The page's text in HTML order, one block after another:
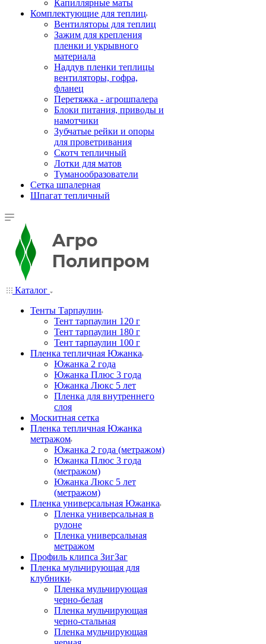
Капиллярные маты
Комплектующие для теплиц
Вентиляторы для теплиц
Зажим для крепления
пленки и укрывного
материала
Наддув пленки теплицы
вентиляторы, гофра,
фланец
Перетяжка - агрошпалера
Блоки питания, приводы и
намотчики
Зубчатые рейки и опоры
для проветривания
Скотч тепличный
Лотки для матов
Туманообразователи
Сетка шпалерная
Шпагат тепличный
Каталог
Тенты Тарпаулин
Тент тарпаулин 120 г
Тент тарпаулин 180 г
Тент тарпаулин 100 г
Пленка тепличная Южанка
Южанка 2 года
Южанка Плюс 3 года
Южанка Люкс 5 лет
Пленка для внутреннего
слоя
Москитная сетка
Пленка тепличная Южанка
метражом
Южанка 2 года (метражом)
Южанка Плюс 3 года
(метражом)
Южанка Люкс 5 лет
(метражом)
Пленка универсальная Южанка
Пленка универсальная в
рулоне
Пленка универсальная
метражом
Профиль клипса ЗигЗаг
Пленка мульчирующая для
клубники
Пленка мульчирующая
черно-белая
Пленка мульчирующая
черно-стальная
Пленка мульчирующая